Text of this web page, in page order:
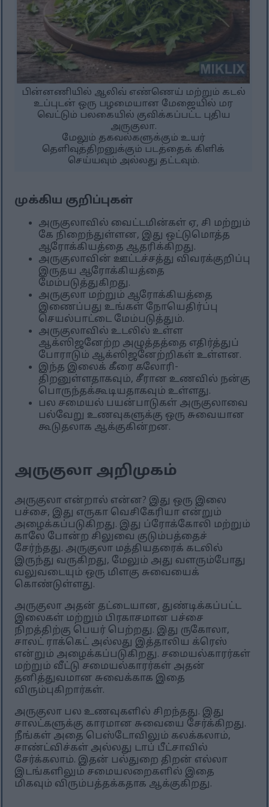
பின்னணியில் ஆலிவ் எண்ணெய் மற்றும் கடல்
உப்புடன் ஒரு பழமையான மேஜையில் மர
வெட்டும் பலகையில் குவிக்கப்பட்ட புதிய
அருகுலா.
மேலும் தகவல்களுக்கும் உயர்
தெளிவுத்திறனுக்கும் படத்தைக் கிளிக்
செய்யவும் அல்லது தட்டவும்.
முக்கிய குறிப்புகள்
அருகுலாவில் வைட்டமின்கள் ஏ, சி மற்றும்
கே நிறைந்துள்ளன, இது ஒட்டுமொத்த
ஆரோக்கியத்தை ஆதரிக்கிறது.
அருகுலாவின் ஊட்டச்சத்து விவரக்குறிப்பு
இருதய ஆரோக்கியத்தை
மேம்படுத்துகிறது.
அருகுலா மற்றும் ஆரோக்கியத்தை
இணைப்பது உங்கள் நோயெதிர்ப்பு
செயல்பாட்டை மேம்படுத்தும்.
அருகுலாவில் உடலில் உள்ள
ஆக்ஸிஜனேற்ற அழுத்தத்தை எதிர்த்துப்
போராடும் ஆக்ஸிஜனேற்றிகள் உள்ளன.
இந்த இலைக் கீரை கலோரி-
திறனுள்ளதாகவும், சீரான உணவில் நன்கு
பொருந்தக்கூடியதாகவும் உள்ளது.
பல சமையல் பயன்பாடுகள் அருகுலாவை
பல்வேறு உணவுகளுக்கு ஒரு சுவையான
கூடுதலாக ஆக்குகின்றன.
அருகுலா அறிமுகம்
அருகுலா என்றால் என்ன? இது ஒரு இலை
பச்சை, இது எருகா வெசிகேரியா என்றும்
அழைக்கப்படுகிறது. இது ப்ரோக்கோலி மற்றும்
காலே போன்ற சிலுவை குடும்பத்தைச்
சேர்ந்தது. அருகுலா மத்தியதரைக் கடலில்
இருந்து வருகிறது, மேலும் அது வளரும்போது
வலுவடையும் ஒரு மிளகு சுவையைக்
கொண்டுள்ளது.
அருகுலா அதன் தட்டையான, துண்டிக்கப்பட்ட
இலைகள் மற்றும் பிரகாசமான பச்சை
நிறத்திற்கு பெயர் பெற்றது. இது ருகோலா,
சாலட் ராக்கெட் அல்லது இத்தாலிய க்ரெஸ்
என்றும் அழைக்கப்படுகிறது. சமையல்காரர்கள்
மற்றும் வீட்டு சமையல்காரர்கள் அதன்
தனித்துவமான சுவைக்காக இதை
விரும்புகிறார்கள்.
அருகுலா பல உணவுகளில் சிறந்தது. இது
சாலட்களுக்கு காரமான சுவையை சேர்க்கிறது.
நீங்கள் அதை பெஸ்டோவிலும் கலக்கலாம்,
சாண்ட்விச்கள் அல்லது டாப் பீட்சாவில்
சேர்க்கலாம். இதன் பல்துறை திறன் எல்லா
இடங்களிலும் சமையலறைகளில் இதை
மிகவும் விரும்பத்தக்கதாக ஆக்குகிறது.